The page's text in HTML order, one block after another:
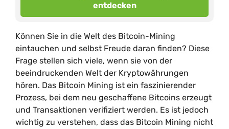
entdecken
Können Sie in die Welt des Bitcoin-Mining
eintauchen und selbst Freude daran finden? Diese
Frage stellen sich viele, wenn sie von der
beeindruckenden Welt der Kryptowährungen
hören. Das Bitcoin Mining ist ein faszinierender
Prozess, bei dem neu geschaffene Bitcoins erzeugt
und Transaktionen verifiziert werden. Es ist jedoch
wichtig zu verstehen, dass das Bitcoin Mining nicht